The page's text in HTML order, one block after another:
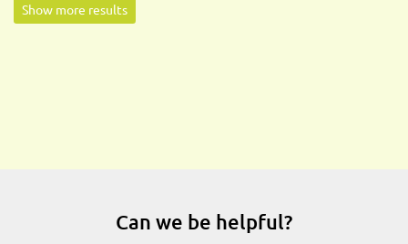
Show more results
Can we be helpful?